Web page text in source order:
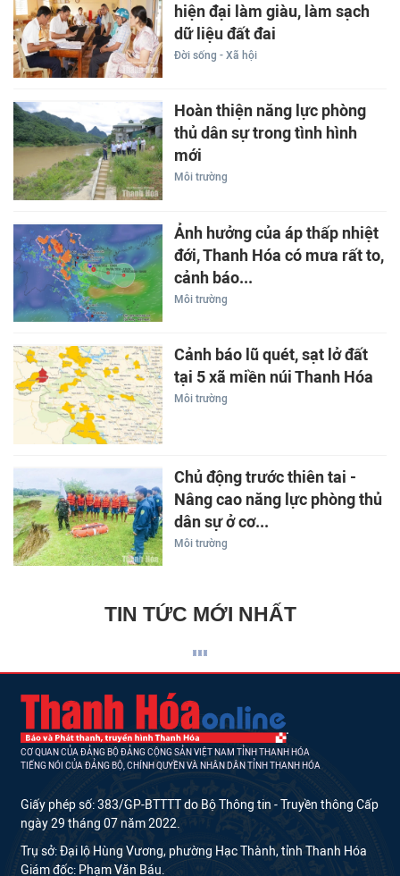
hiện đại làm giàu, làm sạch
dữ liệu đất đai
Đời sống - Xã hội
Hoàn thiện năng lực phòng
thủ dân sự trong tình hình
mới
Môi trường
Ảnh hưởng của áp thấp nhiệt
đới, Thanh Hóa có mưa rất to,
cảnh báo...
Môi trường
Cảnh báo lũ quét, sạt lở đất
tại 5 xã miền núi Thanh Hóa
Môi trường
Chủ động trước thiên tai -
Nâng cao năng lực phòng thủ
dân sự ở cơ...
Môi trường
TIN TỨC MỚI NHẤT
CƠ QUAN CỦA ĐẢNG BỘ ĐẢNG CỘNG SẢN VIỆT NAM TỈNH THANH HÓA
TIẾNG NÓI CỦA ĐẢNG BỘ, CHÍNH QUYỀN VÀ NHÂN DÂN TỈNH THANH HÓA
Giấy phép số: 383/GP-BTTTT do Bộ Thông tin - Truyền thông Cấp
ngày 29 tháng 07 năm 2022.
Trụ sở: Đại lộ Hùng Vương, phường Hạc Thành, tỉnh Thanh Hóa
Giám đốc: Phạm Văn Báu.